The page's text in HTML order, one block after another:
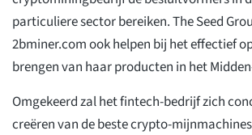
particuliere sector bereiken. The Seed
2bminer.com ook helpen bij het effectief
brengen van haar producten in het
Omgekeerd zal het fintech-bedrijf zich
creëren van de beste crypto-